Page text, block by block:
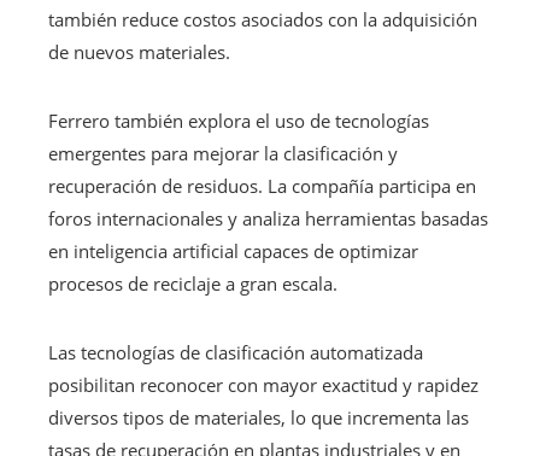
también reduce costos asociados con la adquisición
de nuevos materiales.
Ferrero también explora el uso de tecnologías
emergentes para mejorar la clasificación y
recuperación de residuos. La compañía participa en
foros internacionales y analiza herramientas basadas
en inteligencia artificial capaces de optimizar
procesos de reciclaje a gran escala.
Las tecnologías de clasificación automatizada
posibilitan reconocer con mayor exactitud y rapidez
diversos tipos de materiales, lo que incrementa las
tasas de recuperación en plantas industriales y en